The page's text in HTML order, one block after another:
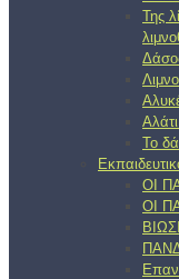
Της
Το
ΟΙ
ΟΙ